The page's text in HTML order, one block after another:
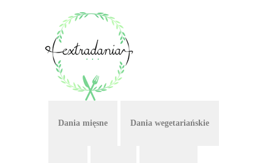
Dania mięsne Dania wegetariańskie